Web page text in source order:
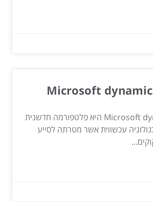
מערכת Microsoft dynamics היא פלטפורמה חדשנית
עכשווית אשר מטרתה לסייע